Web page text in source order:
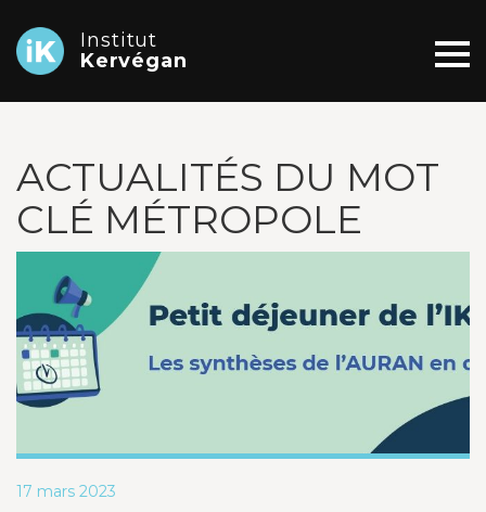
Institut
Kervégan
ACTUALITÉS DU MOT
CLÉ MÉTROPOLE
17 mars 2023